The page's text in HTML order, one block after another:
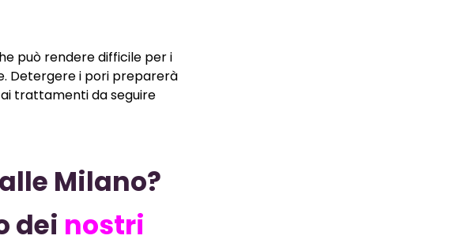
può rendere difficile per i
Detergere i pori preparerà
trattamenti da seguire
Milano?
dei nostri